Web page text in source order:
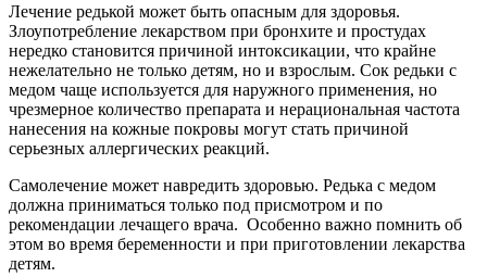
Лечение редькой может быть опасным для здоровья.
Злоупотребление лекарством при бронхите и простудах
нередко становится причиной интоксикации, что крайне
нежелательно не только детям, но и взрослым. Сок редьки с
медом чаще используется для наружного применения, но
чрезмерное количество препарата и нерациональная частота
нанесения на кожные покровы могут стать причиной
серьезных аллергических реакций.
Самолечение может навредить здоровью. Редька с медом
должна приниматься только под присмотром и по
рекомендации лечащего врача. Особенно важно помнить об
этом во время беременности и при приготовлении лекарства
детям.